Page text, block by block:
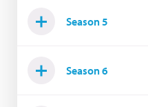
Season 5
Season 6